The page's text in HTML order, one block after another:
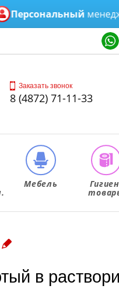
менеджер
Заказать звонок
8 (4872) 71-11-33
Мебель
в